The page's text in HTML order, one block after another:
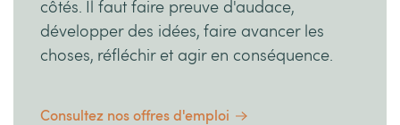
côtés. Il faut faire preuve d'audace,
développer des idées, faire avancer les
choses, réfléchir et agir en conséquence.
Consultez nos offres d'emploi